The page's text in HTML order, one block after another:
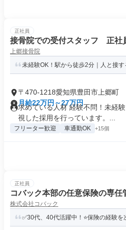
正社員
接骨院での受付スタッフ 正社
上郷接骨院
未経験OK！駅から徒歩2分｜人と接
〒470-1218愛知県豊田市上郷町
月給22万円～27万円
求めている人材 経験不問！未経
視した採用を行っています。...
フリーター歓迎 車通勤OK +15個
正社員
コバック本部の任意保険の専任
株式会社コバック
✅30代、40代活躍中！⭐保険の経験